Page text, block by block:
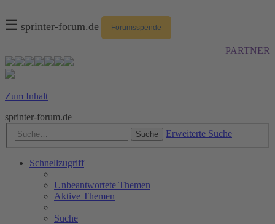
☰ sprinter-forum.de Forumsspende
PARTNER
Zum Inhalt
sprinter-forum.de
Suche Erweiterte Suche
Schnellzugriff
Unbeantwortete Themen
Aktive Themen
Suche